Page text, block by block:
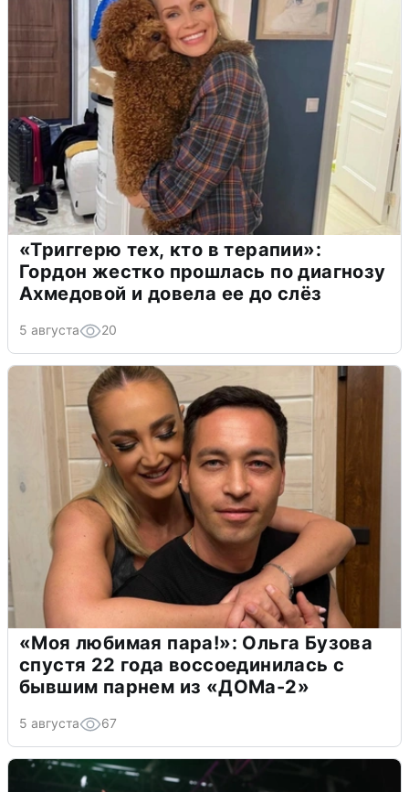
«Триггерю тех, кто в терапии»:
Гордон жестко прошлась по диагнозу
Ахмедовой и довела ее до слёз
5 августа 20
«Моя любимая пара!»: Ольга Бузова
спустя 22 года воссоединилась с
бывшим парнем из «ДОМа-2»
5 августа 67